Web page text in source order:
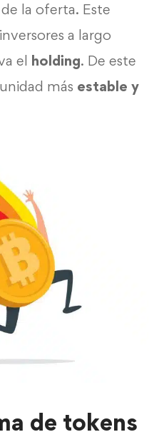
la oferta. Este
a largo
el holding. De este
más estable y
de tokens